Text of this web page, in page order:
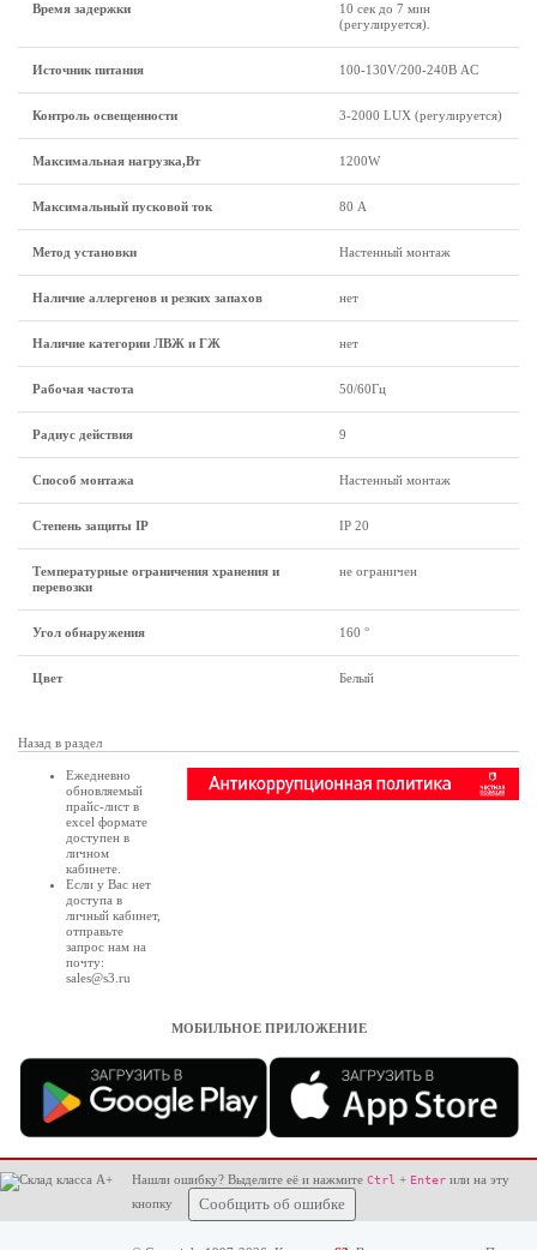
Время задержки
10 сек до 7 мин
(регулируется).
Источник питания 100-130V/200-240В AC
Контроль освещенности 3-2000 LUX (регулируется)
Максимальная нагрузка,Вт 1200W
Максимальный пусковой ток 80 А
Метод установки Настенный монтаж
Наличие аллергенов и резких запахов нет
Наличие категории ЛВЖ и ГЖ нет
Рабочая частота 50/60Гц
Радиус действия 9
Способ монтажа Настенный монтаж
Степень защиты IP IP 20
Температурные ограничения хранения и
перевозки
не ограничен
Угол обнаружения 160 °
Цвет Белый
Назад в раздел
Ежедневно
обновляемый
прайс-лист в
excel формате
доступен в
личном
кабинете
Если у Вас нет
доступа в
личный кабинет,
отправьте
запрос нам на
почту:
sales@s3.ru
МОБИЛЬНОЕ ПРИЛОЖЕНИЕ
Нашли ошибку? Выделите её и нажмите Ctrl + Enter или на эту
кнопку
Сообщить об ошибке